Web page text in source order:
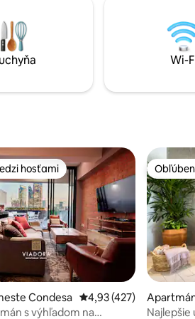
Wi-
hosťami
hosťami
Condesa Priemerné
4,93 (427)
s výhľadom na
rte